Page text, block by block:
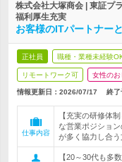
株式会社大塚商会 | 東証
福利厚生充実
お客様のITパートナー
正社員 職種・業種未経験
リモートワーク可 女性のお
情報更新日：2026/07/17 終了
仕事内容
【充実の研修体
な営業ポジショ
が多く協力し合
【20～30代も多